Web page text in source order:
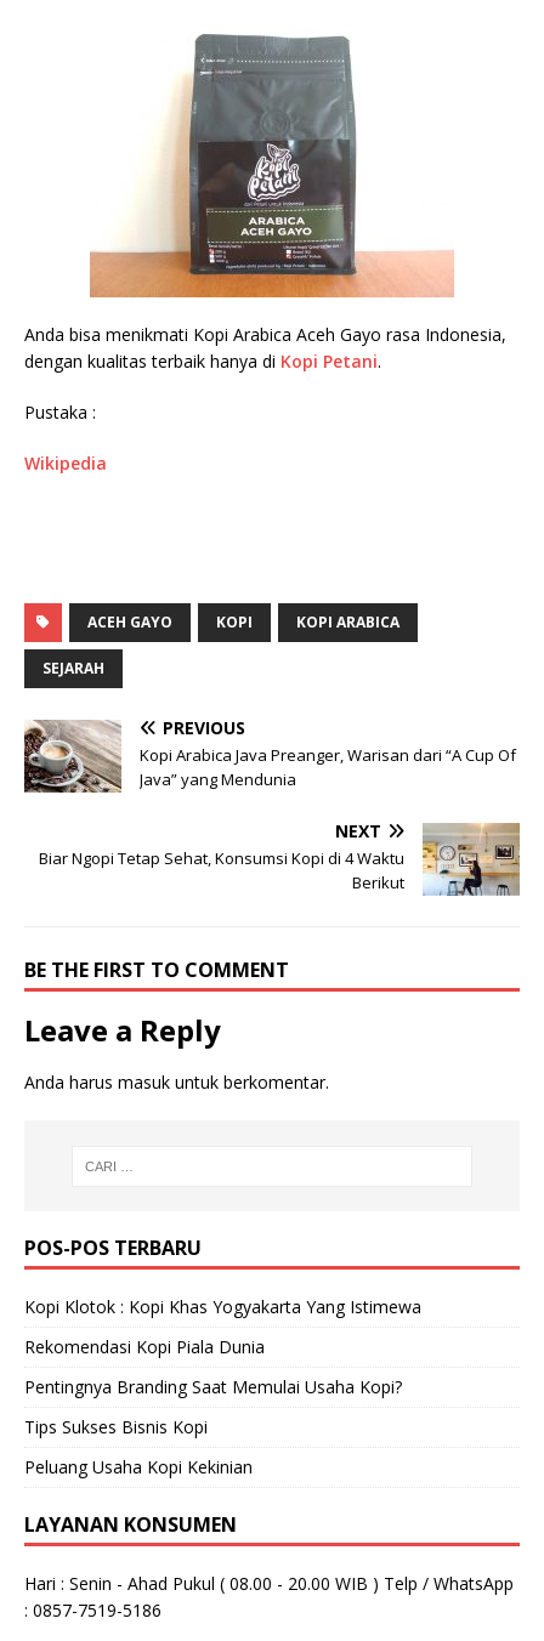
Anda bisa menikmati Kopi Arabica Aceh Gayo rasa Indonesia,
dengan kualitas terbaik hanya di Kopi Petani.
Pustaka :
Wikipedia
ACEH GAYO KOPI KOPI ARABICA
SEJARAH
PREVIOUS
Kopi Arabica Java Preanger, Warisan dari “A Cup Of
Java” yang Mendunia
NEXT
Biar Ngopi Tetap Sehat, Konsumsi Kopi di 4 Waktu
Berikut
BE THE FIRST TO COMMENT
Leave a Reply
Anda harus masuk untuk berkomentar.
POS-POS TERBARU
Kopi Klotok : Kopi Khas Yogyakarta Yang Istimewa
Rekomendasi Kopi Piala Dunia
Pentingnya Branding Saat Memulai Usaha Kopi?
Tips Sukses Bisnis Kopi
Peluang Usaha Kopi Kekinian
LAYANAN KONSUMEN
Hari : Senin - Ahad Pukul ( 08.00 - 20.00 WIB ) Telp / WhatsApp
: 0857-7519-5186